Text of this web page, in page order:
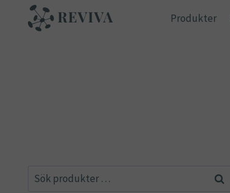
Produkter
Sök
Sök